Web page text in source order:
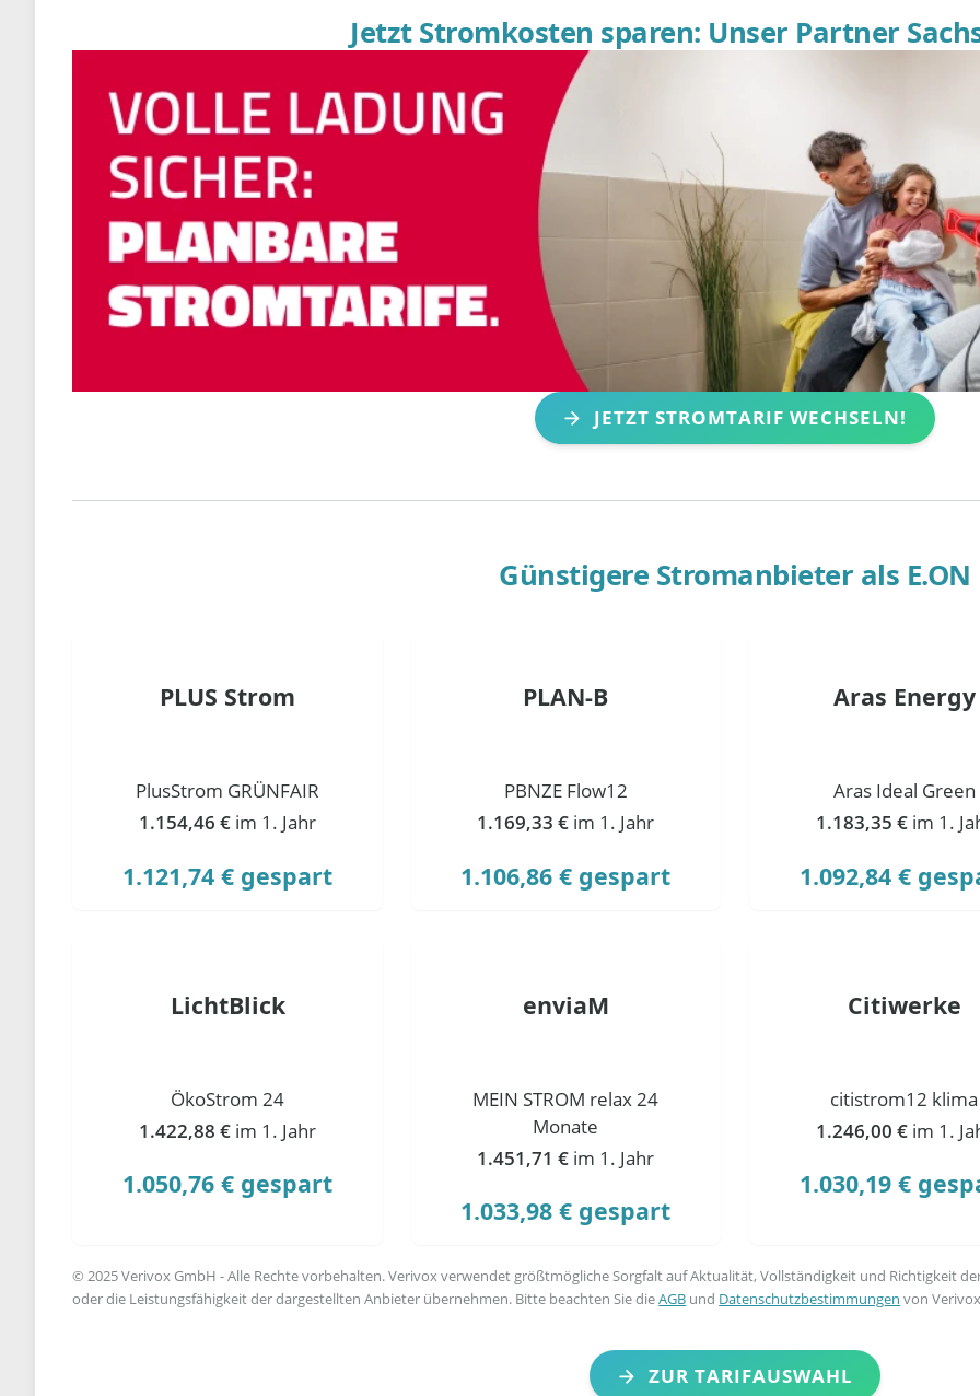
Jetzt Stromkosten sparen: Unser Partner
JETZT STROMTARIF WECHSELN!
Günstigere Stromanbieter als E.ON
PLUS Strom
PlusStrom GRÜNFAIR
1.154,46 € im 1. Jahr
1.121,74 € gespart
PLAN-B
PBNZE Flow12
1.169,33 € im 1. Jahr
1.106,86 € gespart
Aras Energy
Aras Ideal Green
1.183,35 € im 1.
1.092,84 €
LichtBlick
ÖkoStrom 24
1.422,88 € im 1. Jahr
1.050,76 € gespart
enviaM
MEIN STROM relax 24
Monate
1.451,71 € im 1. Jahr
1.033,98 € gespart
Citiwerke
citistrom12 klima
1.246,00 € im 1.
1.030,19 €
© 2025 Verivox GmbH - Alle Rechte vorbehalten. Verivox verwendet größtmögliche Sorgfalt auf Aktualität, Vollständigkeit und Richtigkeit
oder die Leistungsfähigkeit der dargestellten Anbieter übernehmen. Bitte beachten Sie dieAGB und Datenschutzbestimmungen von
ZUR TARIFAUSWAHL